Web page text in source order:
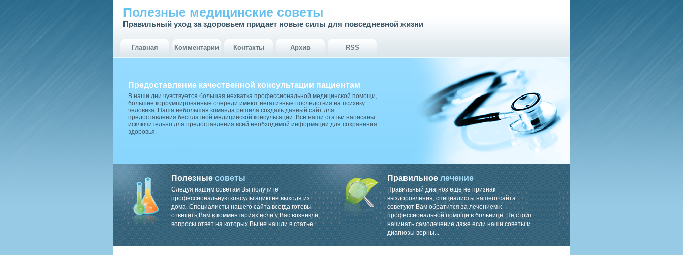
Полезные медицинские советы
Правильный уход за здоровьем придает новые силы для повседневной жизни
Главная Комментарии Контакты Архив RSS
Предоставление качественной консультации пациентам
В наши дни чувствуется большая нехватка профессиональной медицинской помощи,
большие коррумпированные очереди имеют негативные последствия на психику
человека. Наша небольшая команда решила создать данный сайт для
предоставления бесплатной медицинской консультации. Все наши статьи написаны
исключительно для предоставления всей необходимой информации для сохранения
здоровья.
Полезныесоветы
Следуя нашим советам Вы получите
профессиональную консультацию не выходя из
дома. Специалисты нашего сайта всегда готовы
ответить Вам в комментариях если у Вас возникли
вопросы ответ на которых Вы не нашли в статье.
Правильное лечение
Правильный диагноз еще не признак
выздоровления, специалисты нашего сайта
советуют Вам обратится за лечением к
профессиональной помощи в больнице. Не стоит
начинать самолечение даже если наши советы и
диагнозы верны...